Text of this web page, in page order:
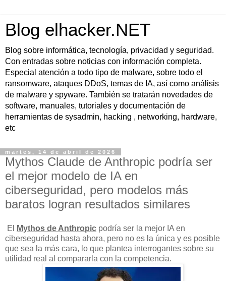
Blog elhacker.NET
Blog sobre informática, tecnología, privacidad y seguridad.
Con entradas sobre noticias con información completa.
Especial atención a todo tipo de malware, sobre todo el
ransomware, ataques DDoS, temas de IA, así como análisis
de malware y spyware. También se tratarán novedades de
software, manuales, tutoriales y documentación de
herramientas de sysadmin, hacking , networking, hardware,
etc
martes, 14 de abril de 2026
Mythos Claude de Anthropic podría ser
el mejor modelo de IA en
ciberseguridad, pero modelos más
baratos logran resultados similares
El Mythos de Anthropic podría ser la mejor IA en
ciberseguridad hasta ahora, pero no es la única y es posible
que sea la más cara, lo que plantea interrogantes sobre su
utilidad real al compararla con la competencia.